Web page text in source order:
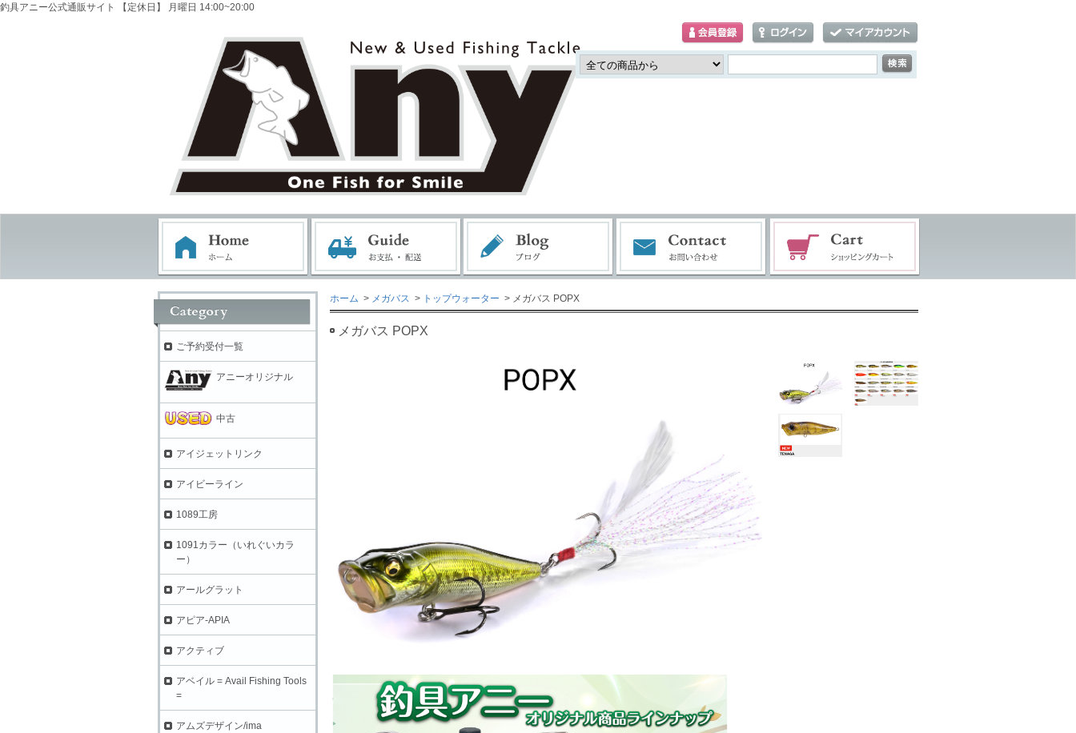
釣具アニー公式通販サイト 【定休日】 月曜日 14:00~20:00
ホーム > メガバス > トップウォーター > メガバス POPX
メガバス POPX
ご予約受付一覧
アニーオリジナル
中古
アイジェットリンク
アイビーライン
1089工房
1091カラー（いれぐいカラ
ー）
アールグラット
アピア-APIA
アクティブ
アベイル = Avail Fishing Tools
=
アムズデザイン/ima